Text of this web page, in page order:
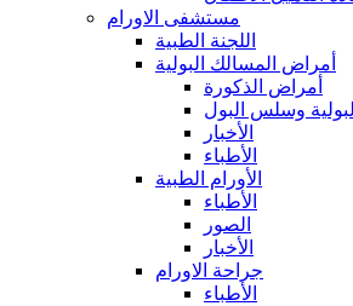
مستشفى الاورام
اللجنة الطبية
أمراض المسالك البولية
أمراض الذكورة
وسلس البول
الأخبار
الأطباء
الأورام الطبية
الأطباء
الصور
الأخبار
جراحة الاورام
الأطباء